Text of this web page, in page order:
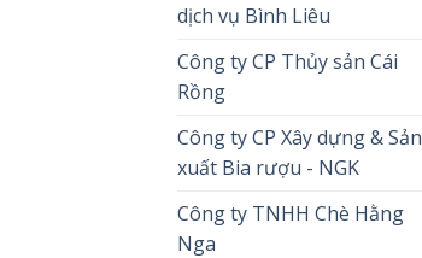
dịch vụ Bình Liêu
Công ty CP Thủy sản Cái
Rồng
Công ty CP Xây dựng & Sản
xuất Bia rượu - NGK
Công ty TNHH Chè Hằng
Nga